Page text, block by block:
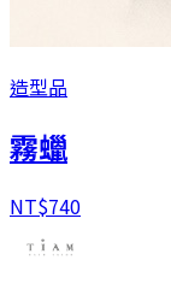
造型品
霧蠟
NT$740